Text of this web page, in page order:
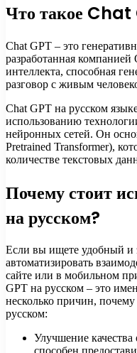
Что такое Chat
Chat GPT – это
разработанная
интеллекта, способная
разговор с живым
Chat GPT на русском
использованию
нейронных сетей. Он
Pretrained Transformer),
количестве текстовых
Почему стоит
на русском?
Если вы ищете удобный и
автоматизировать
сайте или в мобильном
GPT на русском – это
несколько причин,
русском:
Улучшение